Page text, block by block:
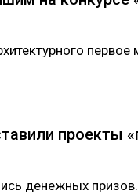
первое
проекты
денежных призов.